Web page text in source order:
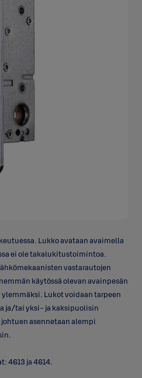
Lukko avataan avaimella
ei ole takalukitustoimintoa.
vastarautojen
käytössä olevan avainpesän
Lukot voidaan tarpeen
ja/tai yksi- ja kaksipuolisin
asennetaan alempi
4613 ja 4614.